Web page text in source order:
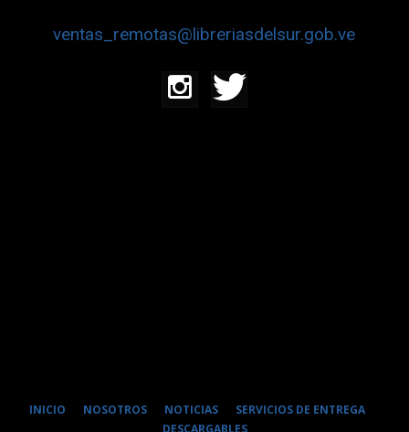
ventas_remotas@libreriasdelsur.gob.ve
INICIO NOSOTROS NOTICIAS
SERVICIOS DE ENTREGA